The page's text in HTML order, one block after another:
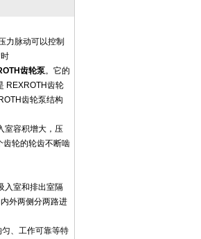
力脉动可以控制
齿轮泵。它的
REXROTH齿轮
齿轮泵结构
室容积增大，压
齿轮的轮齿不断啮
入室和排出室隔
外两侧分两路进
、工作可靠等特